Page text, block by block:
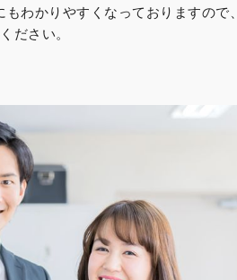
わかりやすくなっておりますので、
ださい。